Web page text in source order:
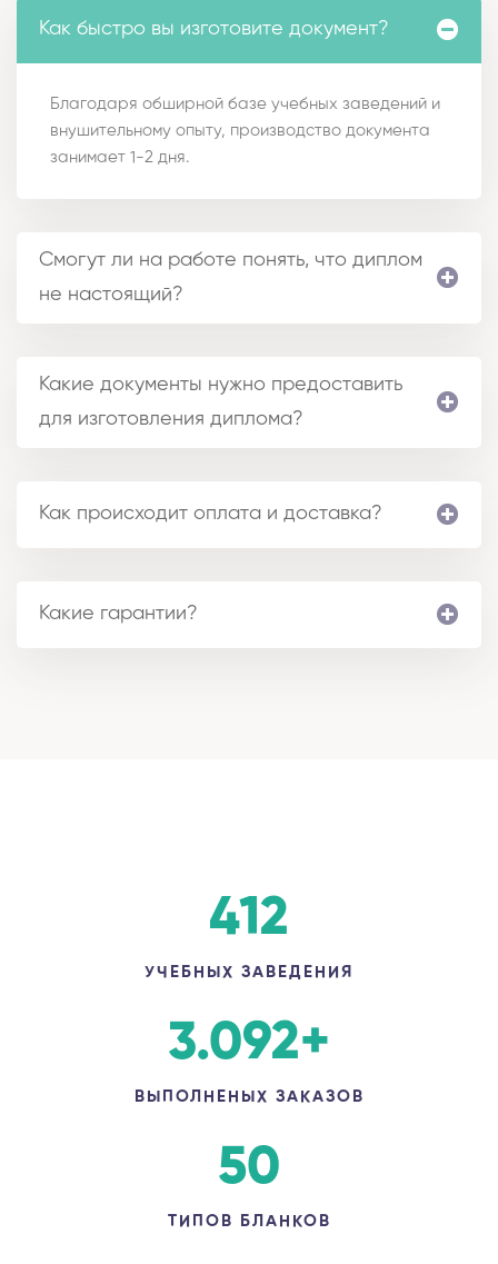
Как быстро вы изготовите документ?
Благодаря обширной базе учебных заведений и
внушительному опыту, производство документа
занимает 1-2 дня.
Смогут ли на работе понять, что диплом
не настоящий?
Какие документы нужно предоставить
для изготовления диплома?
Как происходит оплата и доставка?
Какие гарантии?
412
УЧЕБНЫХ ЗАВЕДЕНИЯ
3.092+
ВЫПОЛНЕНЫХ ЗАКАЗОВ
50
ТИПОВ БЛАНКОВ